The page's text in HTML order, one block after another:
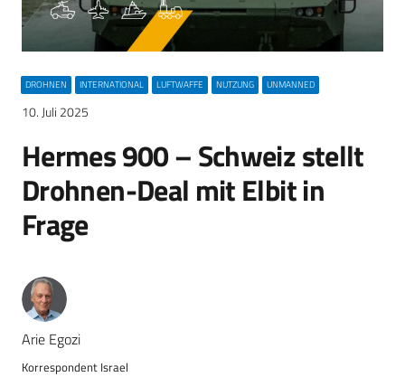
DROHNEN INTERNATIONAL LUFTWAFFE NUTZUNG UNMANNED
10. Juli 2025
Hermes 900 – Schweiz stellt
Drohnen-Deal mit Elbit in
Frage
Arie Egozi
Korrespondent Israel